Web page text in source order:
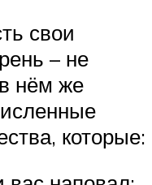
свои
– не
нём же
которые: